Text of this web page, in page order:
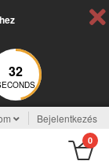
32
Bejelentkezés
0